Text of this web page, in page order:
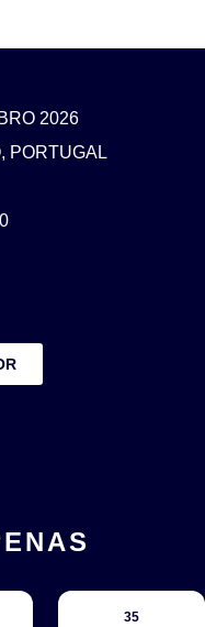
2026
PORTUGAL
35